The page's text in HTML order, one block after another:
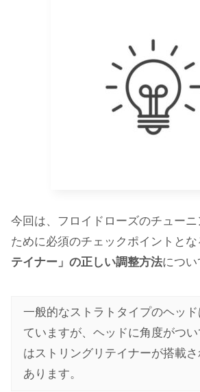
今回は、フロイドローズのチュー
ために必須のチェックポイントとな
テイナー」の正しい調整方法につい
一般的なストラトタイプのヘッ
ていますが、ヘッドに角度がつ
はストリングリテイナーが搭載
あります。